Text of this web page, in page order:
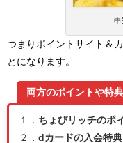
申
つまりポイントサイト＆
とになります。
両方のポイントや特
１． ちょびリッチのポ
２． dカードの入会特典